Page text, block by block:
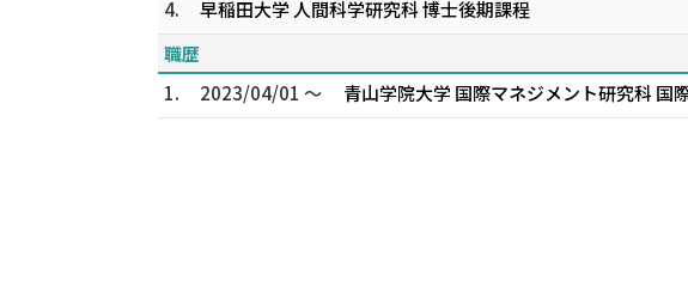
4.
早稲田大学 人間科学研究科 博士後期課程
職歴
1.
2023/04/01 ～ 青山学院大学 国際マネジメント研究科 国